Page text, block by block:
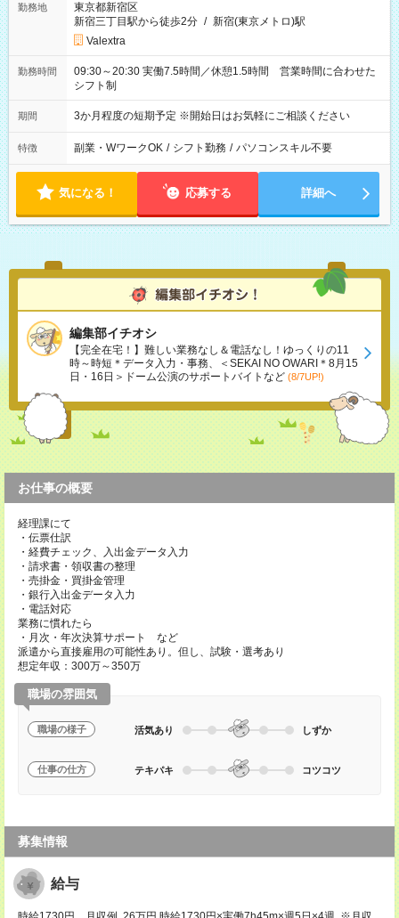
勤務地
東京都新宿区
新宿三丁目駅から徒歩2分 / 新宿(東京メトロ)駅
Valextra
勤務時間
09:30～20:30 実働7.5時間／休憩1.5時間 営業時間に合わせた
シフト制
期間 3か月程度の短期予定 ※開始日はお気軽にご相談ください
特徴 副業・WワークOK / シフト勤務 / パソコンスキル不要
気になる！ 応募する 詳細へ
編集部イチオシ
【完全在宅！】難しい業務なし＆電話なし！ゆっくりの11
時～時短＊データ入力・事務、＜SEKAI NO OWARI＊8月15
日・16日＞ドーム公演のサポートバイトなど (8/7UP!)
お仕事の概要
経理課にて
・伝票仕訳
・経費チェック、入出金データ入力
・請求書・領収書の整理
・売掛金・買掛金管理
・銀行入出金データ入力
・電話対応
業務に慣れたら
・月次・年次決算サポート など
派遣から直接雇用の可能性あり。但し、試験・選考あり
想定年収：300万～350万
職場の雰囲気
職場の様子 活気あり しずか
仕事の仕方 テキパキ コツコツ
募集情報
給与